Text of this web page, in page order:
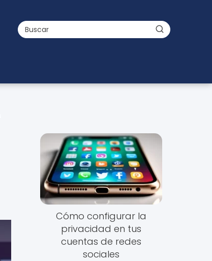
Cómo configurar la
privacidad en tus
cuentas de redes
sociales